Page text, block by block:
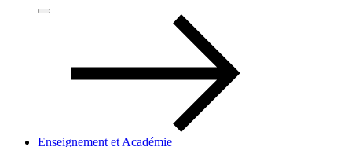
Enseignement et Académie